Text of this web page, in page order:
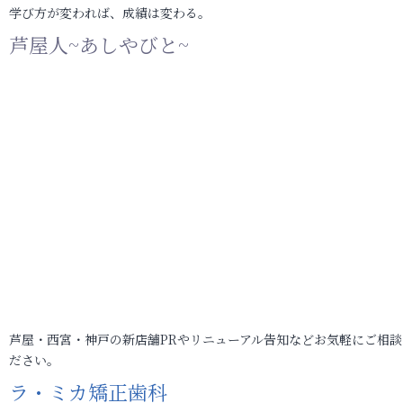
学び方が変われば、成績は変わる。
芦屋人~あしやびと~
芦屋・西宮・神戸の新店舗PRやリニューアル告知などお気軽にご相
ださい。
ラ・ミカ矯正歯科